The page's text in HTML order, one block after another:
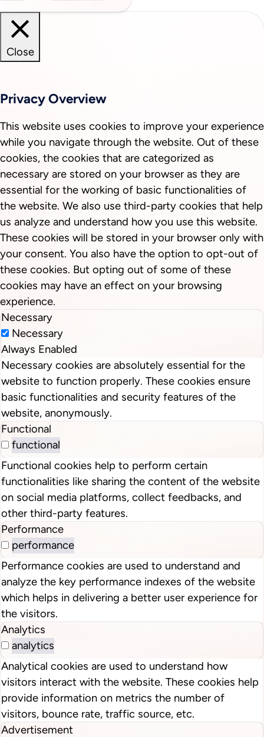
Close
Privacy Overview
This website uses cookies to improve your experience
while you navigate through the website. Out of these
cookies, the cookies that are categorized as
necessary are stored on your browser as they are
essential for the working of basic functionalities of
the website. We also use third-party cookies that help
us analyze and understand how you use this website.
These cookies will be stored in your browser only with
your consent. You also have the option to opt-out of
these cookies. But opting out of some of these
cookies may have an effect on your browsing
experience.
Necessary
Necessary
Always Enabled
Necessary cookies are absolutely essential for the
website to function properly. These cookies ensure
basic functionalities and security features of the
website, anonymously.
Functional
functional
Functional cookies help to perform certain
functionalities like sharing the content of the website
on social media platforms, collect feedbacks, and
other third-party features.
Performance
performance
Performance cookies are used to understand and
analyze the key performance indexes of the website
which helps in delivering a better user experience for
the visitors.
Analytics
analytics
Analytical cookies are used to understand how
visitors interact with the website. These cookies help
provide information on metrics the number of
visitors, bounce rate, traffic source, etc.
Advertisement